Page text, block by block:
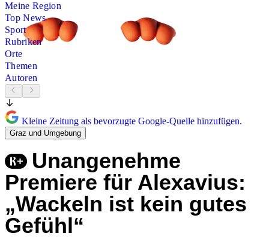
Meine Region
Top News
Sport
Rubriken
Orte
Themen
Autoren
Kleine Zeitung als bevorzugte Google-Quelle hinzufügen.
Graz und Umgebung
Unangenehme
Premiere für Alexavius:
„Wackeln ist kein gutes
Gefühl“